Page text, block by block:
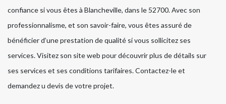
confiance si vous êtes à Blancheville, dans le 52700. Avec son
professionnalisme, et son savoir-faire, vous êtes assuré de
bénéficier d’une prestation de qualité si vous sollicitez ses
services. Visitez son site web pour découvrir plus de détails sur
ses services et ses conditions tarifaires. Contactez-le et
demandez u devis de votre projet.